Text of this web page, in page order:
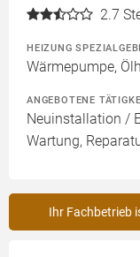
2.7
HEIZUNG
Wärmepumpe,
ANGEBOTENE
Neuinstallation /
Wartung,
Ihr Fachbetrieb